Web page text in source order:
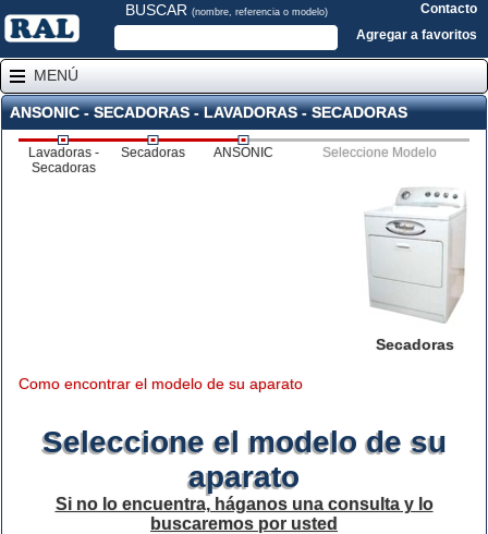
BUSCAR (nombre, referencia o modelo)
Contacto
Agregar a favoritos
MENÚ
ANSONIC - SECADORAS - LAVADORAS - SECADORAS
Lavadoras -
Secadoras
Secadoras ANSONIC Seleccione Modelo
Secadoras
Como encontrar el modelo de su aparato
Seleccione el modelo de su
aparato
Si no lo encuentra, háganos una consulta y lo
buscaremos por usted